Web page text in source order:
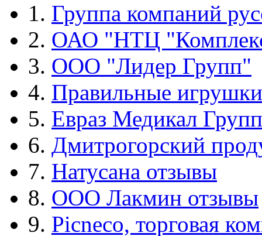
1. Группа компаний
2. ОАО "НТЦ
3. ООО "Лидер Групп"
4. Правильные игрушки
5. Евраз Медикал Групп
6. Дмитрогорский
7. Натусана отзывы
8. ООО Лакмин отзывы
9. Picneco, торговая